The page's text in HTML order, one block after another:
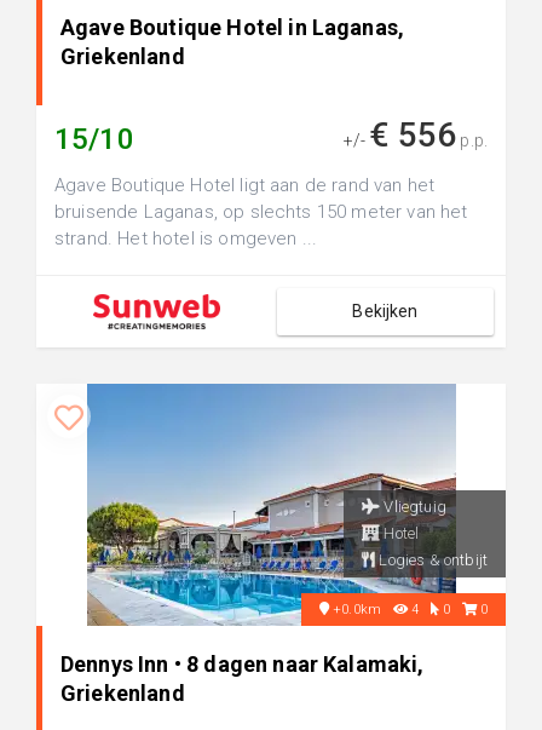
Agave Boutique Hotel in Laganas,
Griekenland
15/10 +/- € 556 p.p.
Agave Boutique Hotel ligt aan de rand van het
bruisende Laganas, op slechts 150 meter van het
strand. Het hotel is omgeven ...
Bekijken
Vliegtuig
Hotel
Logies & ontbijt
+0.0km 4 0 0
Dennys Inn • 8 dagen naar Kalamaki,
Griekenland